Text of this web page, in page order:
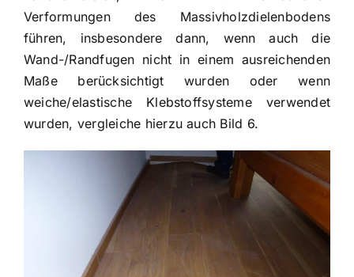
Verformungen des Massivholzdielenbodens
führen, insbesondere dann, wenn auch die
Wand-/Randfugen nicht in einem ausreichenden
Maße berücksichtigt wurden oder wenn
weiche/elastische Klebstoffsysteme verwendet
wurden, vergleiche hierzu auch Bild 6.